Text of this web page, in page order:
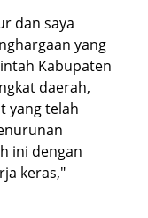
dan saya
yang
Kabupaten
daerah,
yang telah
ini dengan
keras,"